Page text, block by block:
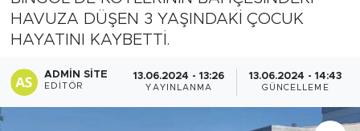
HAVUZA DÜŞEN 3 YAŞINDAKİ ÇOCUK
HAYATINI KAYBETTİ.
ADMIN SITE
EDITÖR
13.06.2024 - 13:26
YAYINLANMA
13.06.2024 - 14:43
GÜNCELLEME
Adaklı-Kiğı
Tüm Manşetler